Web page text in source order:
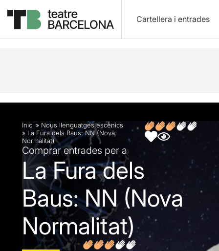
Cartellera i entrades
Descripció Fitxa artística Articles
Inici » Nous llenguatges escènics
» La Fura dels Baus: NN (Nova
Normalitat)
Comprar entrades per a
La Fura dels
Baus: NN (Nova
Normalitat)